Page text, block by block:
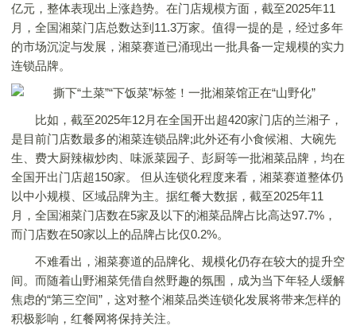
亿元，整体表现出上涨趋势。在门店规模方面，截至2025年11
月，全国湘菜门店总数达到11.3万家。值得一提的是，经过多年
的市场沉淀与发展，湘菜赛道已涌现出一批具备一定规模的实力
连锁品牌。
比如，截至2025年12月在全国开出超420家门店的兰湘子，
是目前门店数最多的湘菜连锁品牌;此外还有小食候湘、大碗先
生、费大厨辣椒炒肉、味派菜园子、彭厨等一批湘菜品牌，均在
全国开出门店超150家。 但从连锁化程度来看，湘菜赛道整体仍
以中小规模、区域品牌为主。据红餐大数据，截至2025年11
月，全国湘菜门店数在5家及以下的湘菜品牌占比高达97.7%，
而门店数在50家以上的品牌占比仅0.2%。
不难看出，湘菜赛道的品牌化、规模化仍存在较大的提升空
间。而随着山野湘菜凭借自然野趣的氛围，成为当下年轻人缓解
焦虑的“第三空间”，这对整个湘菜品类连锁化发展将带来怎样的
积极影响，红餐网将保持关注。